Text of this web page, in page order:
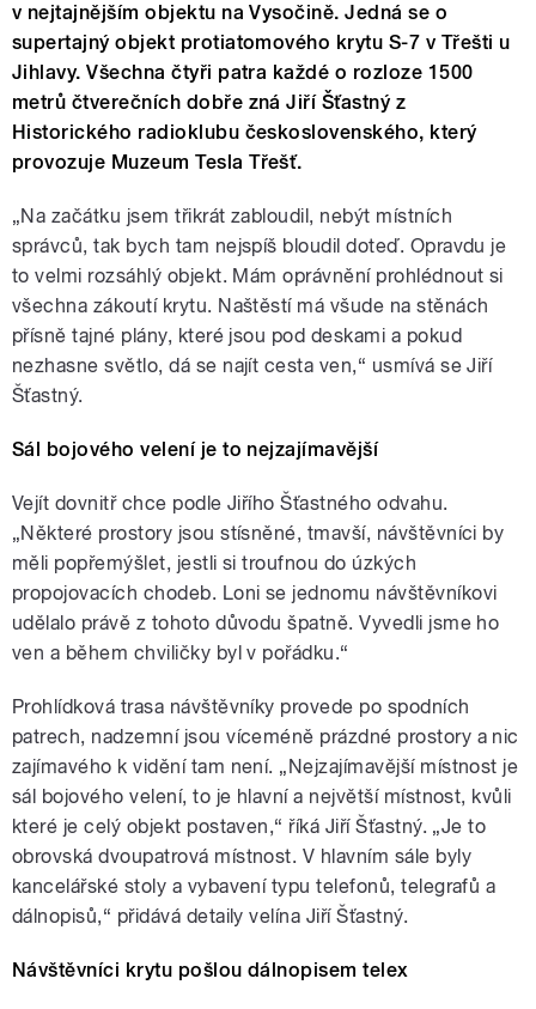
v nejtajnějším objektu na Vysočině. Jedná se o
supertajný objekt protiatomového krytu S-7 v Třešti u
Jihlavy. Všechna čtyři patra každé o rozloze 1500
metrů čtverečních dobře zná Jiří Šťastný z
Historického radioklubu československého, který
provozuje Muzeum Tesla Třešť.
„Na začátku jsem třikrát zabloudil, nebýt místních
správců, tak bych tam nejspíš bloudil doteď. Opravdu je
to velmi rozsáhlý objekt. Mám oprávnění prohlédnout si
všechna zákoutí krytu. Naštěstí má všude na stěnách
přísně tajné plány, které jsou pod deskami a pokud
nezhasne světlo, dá se najít cesta ven,“ usmívá se Jiří
Šťastný.
Sál bojového velení je to nejzajímavější
Vejít dovnitř chce podle Jiřího Šťastného odvahu.
„Některé prostory jsou stísněné, tmavší, návštěvníci by
měli popřemýšlet, jestli si troufnou do úzkých
propojovacích chodeb. Loni se jednomu návštěvníkovi
udělalo právě z tohoto důvodu špatně. Vyvedli jsme ho
ven a během chviličky byl v pořádku.“
Prohlídková trasa návštěvníky provede po spodních
patrech, nadzemní jsou víceméně prázdné prostory a nic
zajímavého k vidění tam není. „Nejzajímavější místnost je
sál bojového velení, to je hlavní a největší místnost, kvůli
které je celý objekt postaven,“ říká Jiří Šťastný. „Je to
obrovská dvoupatrová místnost. V hlavním sále byly
kancelářské stoly a vybavení typu telefonů, telegrafů a
dálnopisů,“ přidává detaily velína Jiří Šťastný.
Návštěvníci krytu pošlou dálnopisem telex